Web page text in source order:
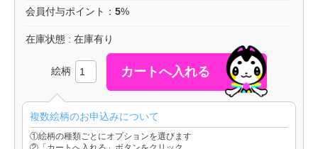
会員付与ポイント： 5%
在庫状態 : 在庫有り
絵柄
複数絵柄のお申込みについて
①絵柄の種類ごとにオプションを選びます